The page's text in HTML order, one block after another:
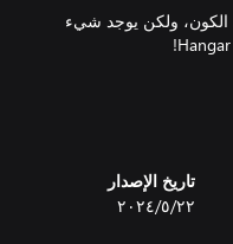
الكون، ولكن يوجد شيء
والبطاقة لتخصيص
تاريخ الإصدار
٢٢‏/٥‏/٢٠٢٤